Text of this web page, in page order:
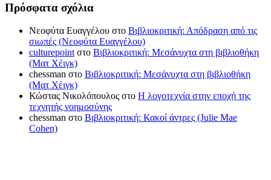
Πρόσφατα σχόλια
Νεοφύτα Ευαγγέλου στο Βιβλιοκριτική: Απόδραση από τις
σιωπές (Νεοφύτα Ευαγγέλου)
culturepointστο Βιβλιοκριτική: Μεσάνυχτα στη βιβλιοθήκη
(Ματ Χέιγκ)
chessman στο Βιβλιοκριτική: Μεσάνυχτα στη βιβλιοθήκη
(Ματ Χέιγκ)
Κώστας Νικολόπουλος στο Η λογοτεχνία στην εποχή της
τεχνητής νοημοσύνης
chessman στο Βιβλιοκριτική: Κακοί άντρες (Julie Mae
Cohen)